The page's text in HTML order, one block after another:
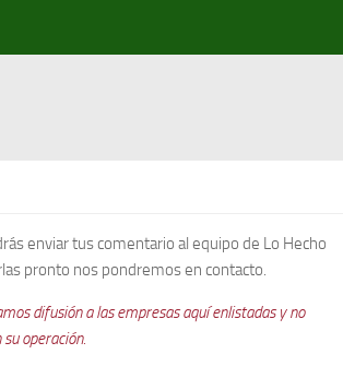
enviar tus comentario al equipo de Lo Hecho
pronto nos pondremos en contacto.
difusión a las empresas aquí enlistadas y no
operación.